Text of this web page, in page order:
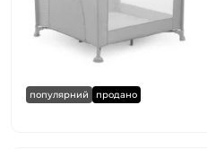
популярний продано